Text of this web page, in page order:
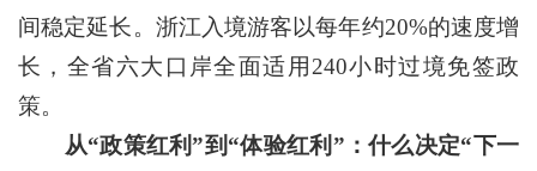
间稳定延长。浙江入境游客以每年约20%的速度增
长，全省六大口岸全面适用240小时过境免签政
策。
从“政策红利”到“体验红利”：什么决定“下一